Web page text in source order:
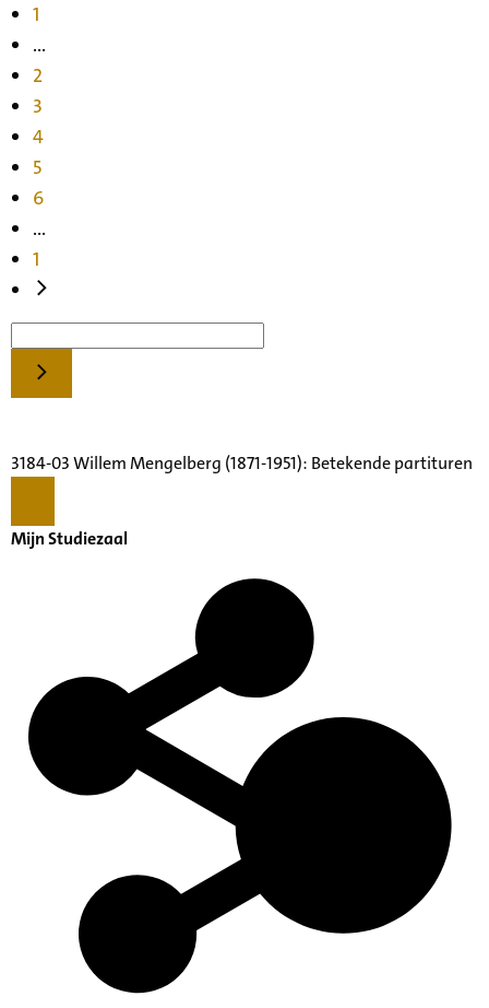
1
...
2
3
4
5
6
...
1
3184-03 Willem Mengelberg (1871-1951): Betekende partituren
Mijn Studiezaal